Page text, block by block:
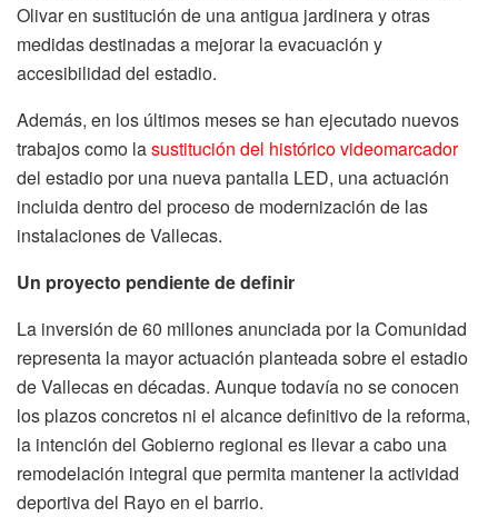
Olivar en sustitución de una antigua jardinera y otras
medidas destinadas a mejorar la evacuación y
accesibilidad del estadio.
Además, en los últimos meses se han ejecutado nuevos
trabajos como lasustitución del histórico videomarcador
del estadio por una nueva pantalla LED, una actuación
incluida dentro del proceso de modernización de las
instalaciones de Vallecas.
Un proyecto pendiente de definir
La inversión de 60 millones anunciada por la Comunidad
representa la mayor actuación planteada sobre el estadio
de Vallecas en décadas. Aunque todavía no se conocen
los plazos concretos ni el alcance definitivo de la reforma,
la intención del Gobierno regional es llevar a cabo una
remodelación integral que permita mantener la actividad
deportiva del Rayo en el barrio.